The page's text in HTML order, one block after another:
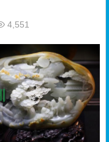
4,551